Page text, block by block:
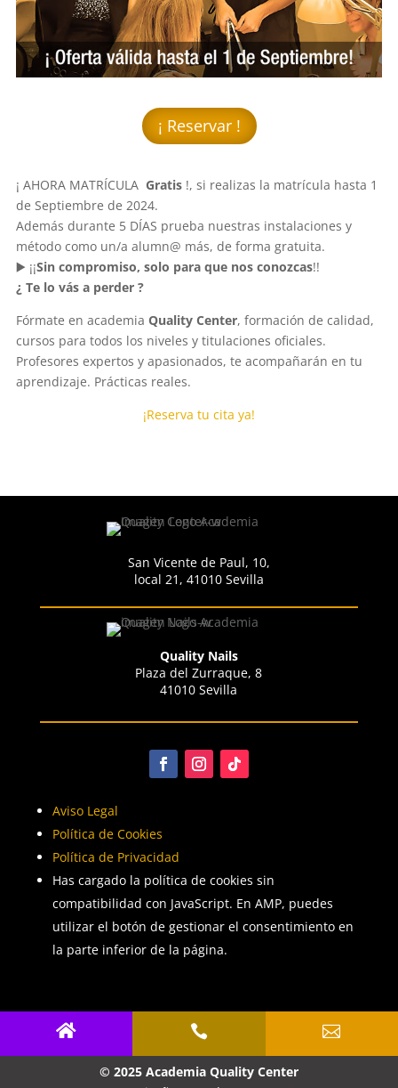
¡ Reservar !
¡ AHORA MATRÍCULA Gratis!, si realizas la matrícula hasta 1
de Septiembre de 2024.
Además durante 5 DÍAS prueba nuestras instalaciones y
método como un/a alumn@ más, de forma gratuita.
▶️ ¡¡Sin compromiso, solo para que nos conozcas!!
¿ Te lo vás a perder ?
Fórmate en academia Quality Center, formación de calidad,
cursos para todos los niveles y titulaciones oficiales.
Profesores expertos y apasionados, te acompañarán en tu
aprendizaje. Prácticas reales.
¡Reserva tu cita ya!
San Vicente de Paul, 10,
local 21, 41010 Sevilla
Quality Nails
Plaza del Zurraque, 8
41010 Sevilla
Aviso Legal
Política de Cookies
Política de Privacidad
Has cargado la política de cookies sin
compatibilidad con JavaScript. En AMP, puedes
utilizar el botón de gestionar el consentimiento en
la parte inferior de la página.
  
© 2025 Academia Quality Center